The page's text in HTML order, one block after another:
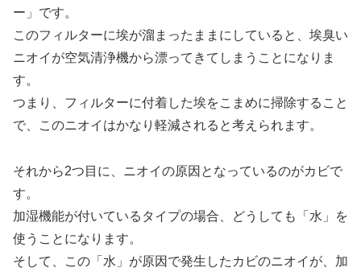
ー」です。
このフィルターに埃が溜まったままにしていると、埃臭い
ニオイが空気清浄機から漂ってきてしまうことになりま
す。
つまり、フィルターに付着した埃をこまめに掃除すること
で、このニオイはかなり軽減されると考えられます。
それから2つ目に、ニオイの原因となっているのがカビで
す。
加湿機能が付いているタイプの場合、どうしても「水」を
使うことになります。
そして、この「水」が原因で発生したカビのニオイが、加